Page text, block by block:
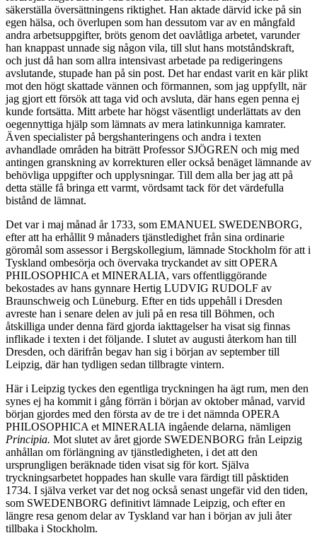
säkerställa översättningens riktighet. Han aktade därvid icke på sin
egen hälsa, och överlupen som han dessutom var av en mångfald
andra arbetsuppgifter, bröts genom det oavlåtliga arbetet, varunder
han knappast unnade sig någon vila, till slut hans motståndskraft,
och just då han som allra intensivast arbetade pa redigeringens
avslutande, stupade han på sin post. Det har endast varit en kär plikt
mot den högt skattade vännen och förmannen, som jag uppfyllt, när
jag gjort ett försök att taga vid och avsluta, där hans egen penna ej
kunde fortsätta. Mitt arbete har högst väsentligt underlättats av den
oegennyttiga hjälp som lämnats av mera latinkunniga kamrater.
Även specialister på bergshanteringens och andra i texten
avhandlade områden ha biträtt Professor SJÖGREN och mig med
antingen granskning av korrekturen eller också benäget lämnande av
behövliga uppgifter och upplysningar. Till dem alla ber jag att på
detta ställe få bringa ett varmt, vördsamt tack för det värdefulla
bistånd de lämnat.
Det var i maj månad år 1733, som EMANUEL SWEDENBORG,
efter att ha erhållit 9 månaders tjänstledighet från sina ordinarie
göromål som assessor i Bergskollegium, lämnade Stockholm för att i
Tyskland ombesörja och övervaka tryckandet av sitt OPERA
PHILOSOPHICA et MINERALIA, vars offentliggörande
bekostades av hans gynnare Hertig LUDVIG RUDOLF av
Braunschweig och Lüneburg. Efter en tids uppehåll i Dresden
avreste han i senare delen av juli på en resa till Böhmen, och
åtskilliga under denna färd gjorda iakttagelser ha visat sig finnas
inflikade i texten i det följande. I slutet av augusti återkom han till
Dresden, och därifrån begav han sig i början av september till
Leipzig, där han tydligen sedan tillbragte vintern.
Här i Leipzig tyckes den egentliga tryckningen ha ägt rum, men den
synes ej ha kommit i gång förrän i början av oktober månad, varvid
början gjordes med den första av de tre i det nämnda OPERA
PHILOSOPHICA et MINERALIA ingående delarna, nämligen
Principia. Mot slutet av året gjorde SWEDENBORG från Leipzig
anhållan om förlängning av tjänstledigheten, i det att den
ursprungligen beräknade tiden visat sig för kort. Själva
tryckningsarbetet hoppades han skulle vara färdigt till påsktiden
1734. I själva verket var det nog också senast ungefär vid den tiden,
som SWEDENBORG definitivt lämnade Leipzig, och efter en
längre resa genom delar av Tyskland var han i början av juli åter
tillbaka i Stockholm.